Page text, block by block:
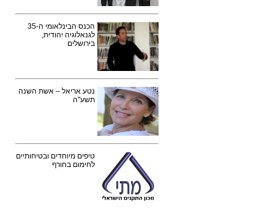
הכנס הבינלאומי ה-35
לגנאלוגיה יהודית,
בירושלים
נטע אריאל – אשת השנה
תשע"ה
טיפים מיוחדים ובטיחותיים
לחימום בחורף